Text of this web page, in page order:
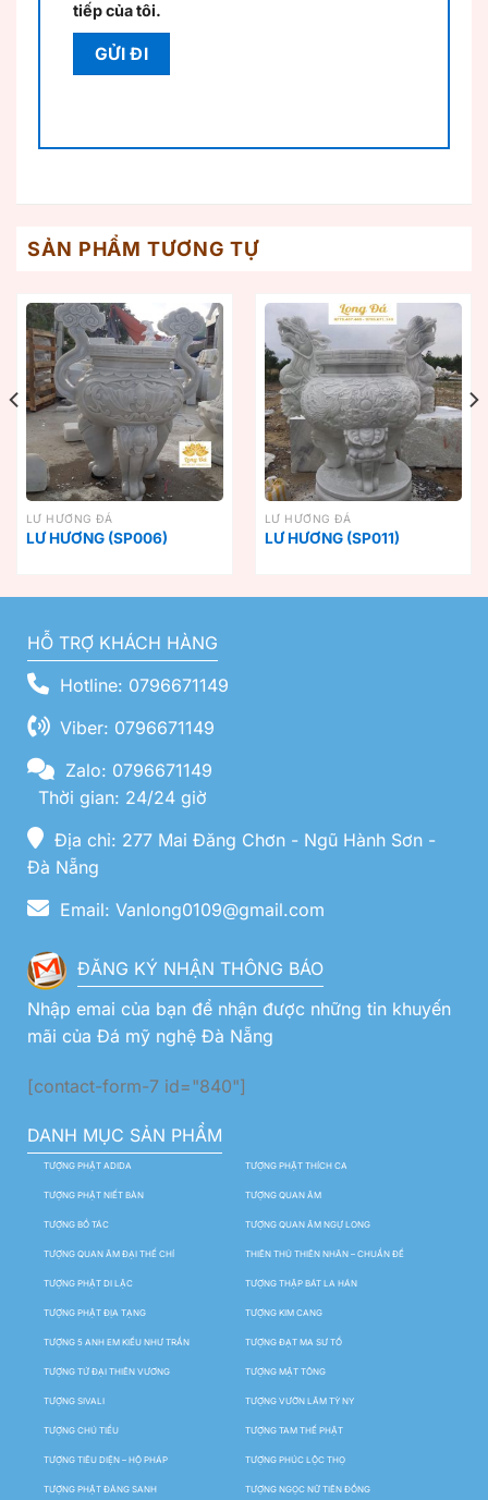
tiếp của tôi.
SẢN PHẨM TƯƠNG TỰ
LƯ HƯƠNG ĐÁ
LƯ HƯƠNG (SP006)
LƯ HƯƠNG ĐÁ
LƯ HƯƠNG (SP011)
HỖ TRỢ KHÁCH HÀNG
Hotline: 0796671149
Viber: 0796671149
Zalo: 0796671149
Thời gian: 24/24 giờ
Địa chỉ: 277 Mai Đăng Chơn - Ngũ Hành Sơn -
Đà Nẵng
Email: Vanlong0109@gmail.com
ĐĂNG KÝ NHẬN THÔNG BÁO
Nhập emai của bạn để nhận được những tin khuyến
mãi của Đá mỹ nghệ Đà Nẵng
[contact-form-7 id="840"]
DANH MỤC SẢN PHẨM
TƯỢNG PHẬT ADIDA TƯỢNG PHẬT THÍCH CA
TƯỢNG PHẬT NIẾT BÀN TƯỢNG QUAN ÂM
TƯỢNG BỒ TÁC TƯỢNG QUAN ÂM NGỰ LONG
TƯỢNG QUAN ÂM ĐẠI THẾ CHÍ THIÊN THỦ THIÊN NHÃN – CHUẨN ĐỀ
TƯỢNG PHẬT DI LẶC TƯỢNG THẬP BÁT LA HÁN
TƯỢNG PHẬT ĐỊA TẠNG TƯỢNG KIM CANG
TƯỢNG 5 ANH EM KIỀU NHƯ TRẦN TƯỢNG ĐẠT MA SƯ TỔ
TƯỢNG TỨ ĐẠI THIÊN VƯƠNG TƯỢNG MẬT TÔNG
TƯỢNG SIVALI TƯỢNG VƯỜN LÂM TỲ NY
TƯỢNG CHÚ TIỂU TƯỢNG TAM THẾ PHẬT
TƯỢNG TIÊU DIỆN – HỘ PHÁP TƯỢNG PHÚC LỘC THỌ
TƯỢNG PHẬT ĐẢNG SANH TƯỢNG NGỌC NỮ TIÊN ĐỒNG